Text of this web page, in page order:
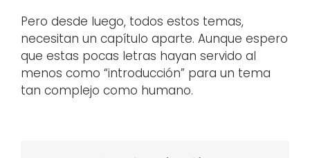
Pero desde luego, todos estos temas,
necesitan un capítulo aparte. Aunque espero
que estas pocas letras hayan servido al
menos como “introducción” para un tema
tan complejo como humano.